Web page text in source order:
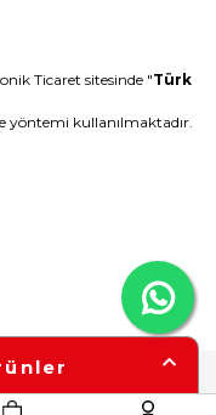
sitesinde "Türk
yöntemi kullanılmaktadır.